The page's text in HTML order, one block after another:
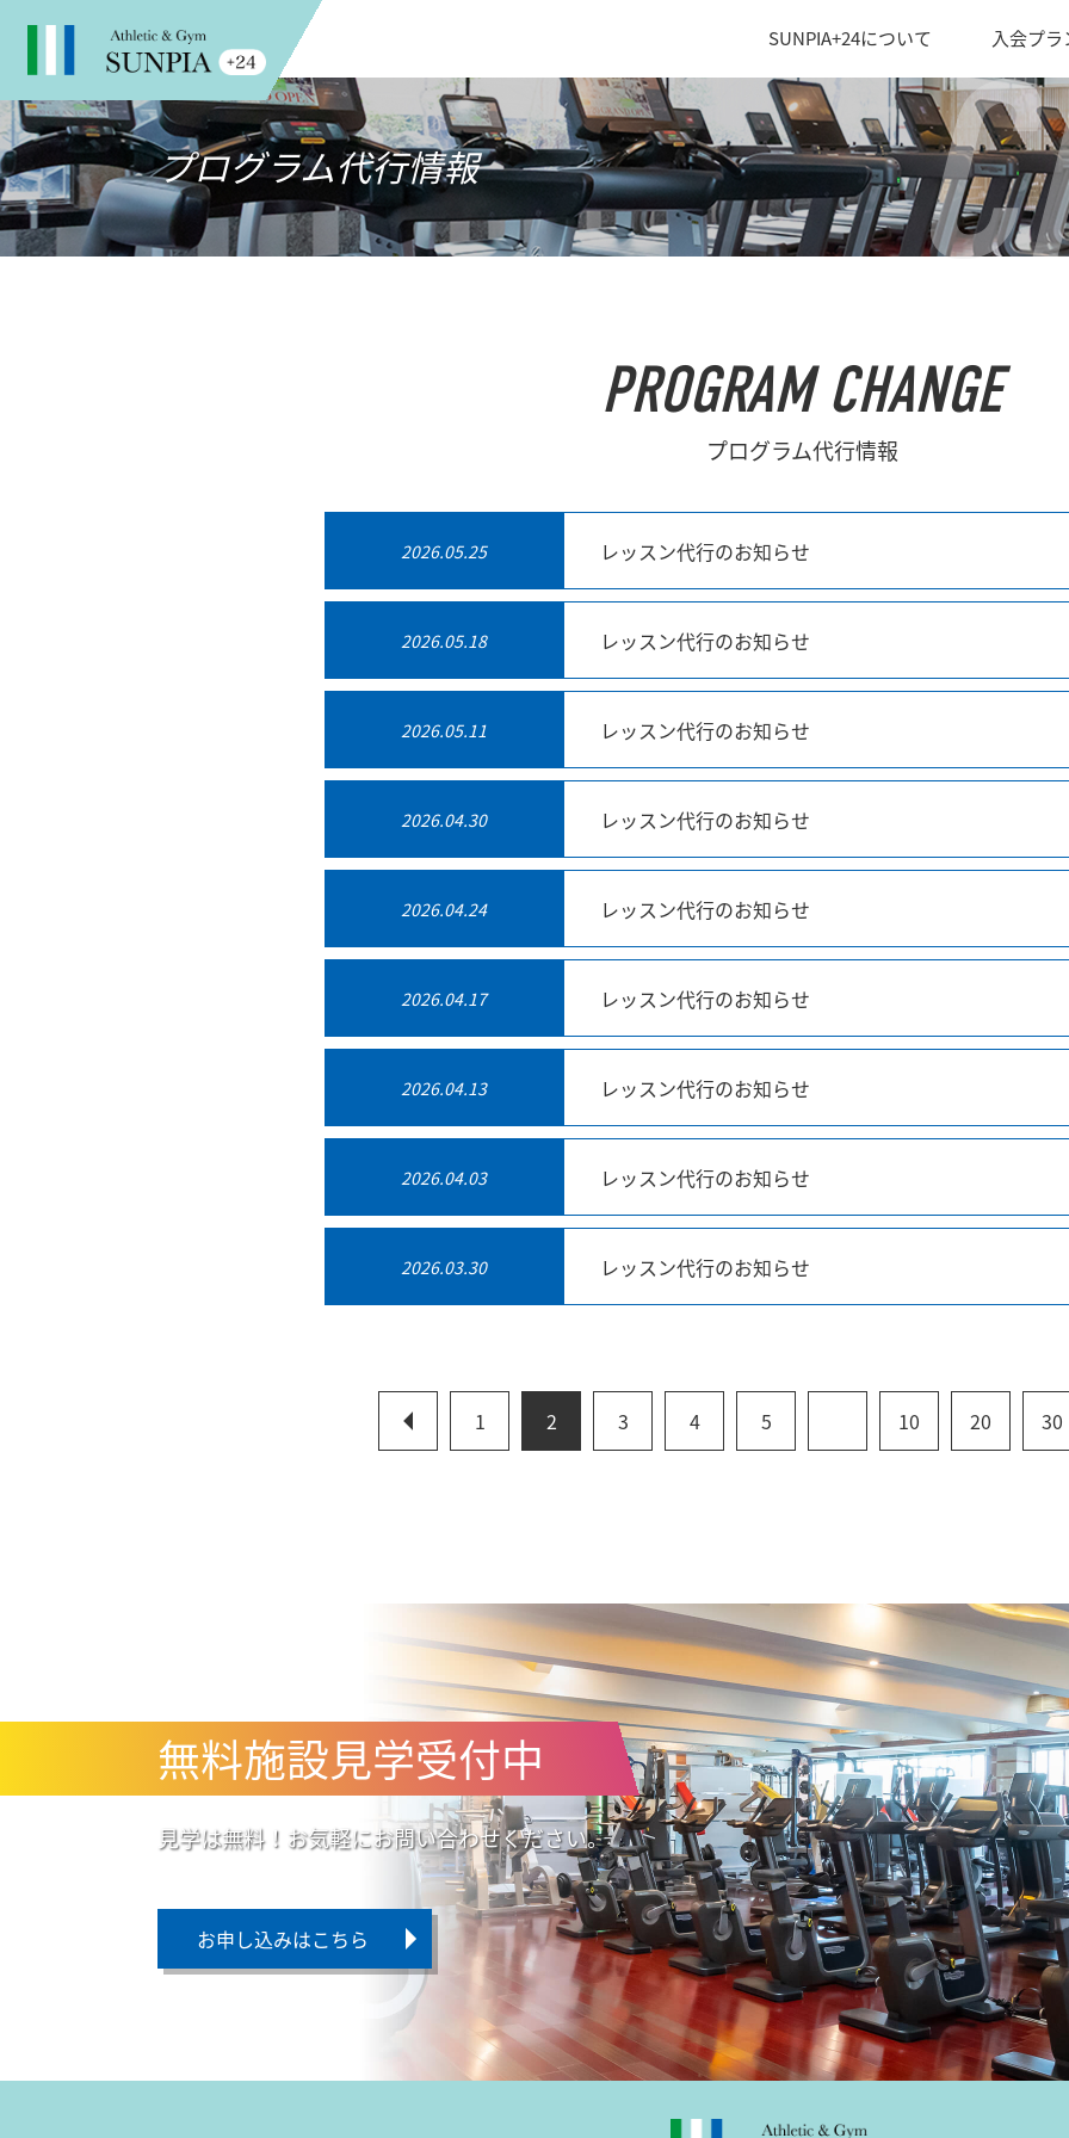
SUNPIA+24について 入会プ
プログラム代行情報
PROGRAM CHANGE
プログラム代行情報
2026.05.25 レッスン代行のお知らせ
2026.05.18 レッスン代行のお知らせ
2026.05.11 レッスン代行のお知らせ
2026.04.30 レッスン代行のお知らせ
2026.04.24 レッスン代行のお知らせ
2026.04.17 レッスン代行のお知らせ
2026.04.13 レッスン代行のお知らせ
2026.04.03 レッスン代行のお知らせ
2026.03.30 レッスン代行のお知らせ
1 2 3 4 5 10 20 30
無料施設見学受付中
見学は無料！お気軽にお問い合わせください。
お申し込みはこちら